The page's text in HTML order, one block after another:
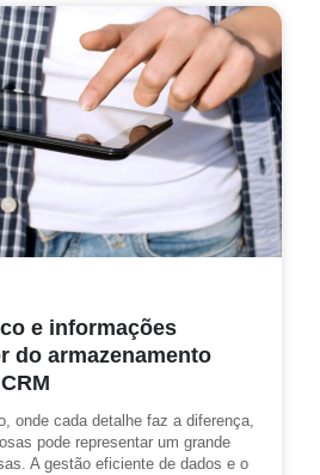
e informações
do armazenamento
onde cada detalhe faz a diferença,
pode representar um grande
A gestão eficiente de dados e o